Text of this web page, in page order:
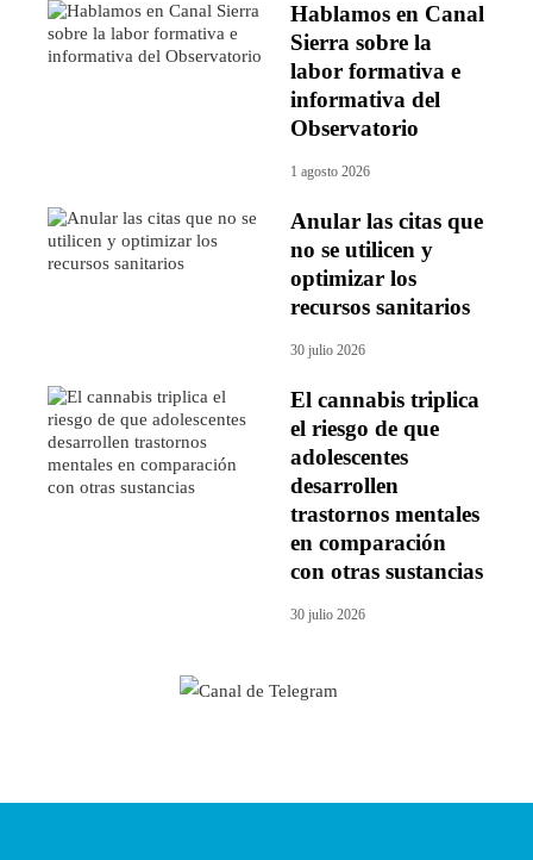
Hablamos en Canal
Sierra sobre la
labor formativa e
informativa del
Observatorio
1 agosto 2026
Anular las citas que
no se utilicen y
optimizar los
recursos sanitarios
30 julio 2026
El cannabis triplica
el riesgo de que
adolescentes
desarrollen
trastornos mentales
en comparación
con otras sustancias
30 julio 2026